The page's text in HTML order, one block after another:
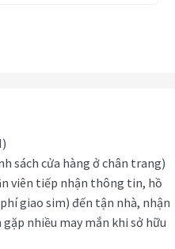
sách cửa hàng ở chân trang)
viên tiếp nhận thông tin, hồ
giao sim) đến tận nhà, nhận
nhiều may mắn khi sở hữu